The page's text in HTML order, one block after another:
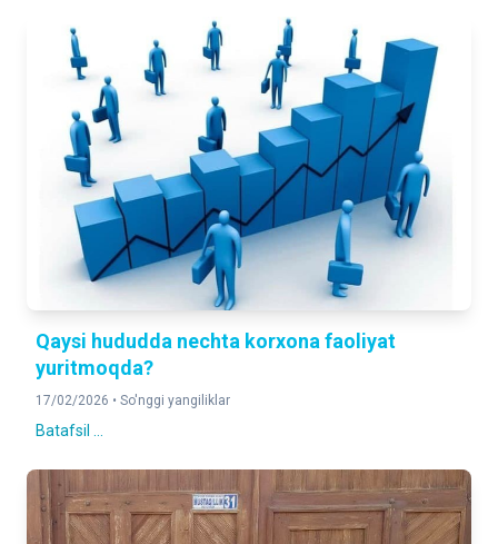
Qaysi hududda nechta korxona faoliyat
yuritmoqda?
17/02/2026 • So'nggi yangiliklar
Batafsil ...